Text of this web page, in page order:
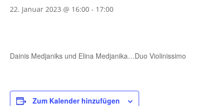
22. Januar 2023 @ 16:00 - 17:00
Dainis Medjaniks und Elina Medjanika…Duo Violinissimo
Zum Kalender hinzufügen